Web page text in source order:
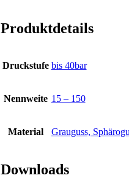
Produktdetails
Druckstufe bis 40bar
Nennweite 15 – 150
Material Grauguss,
Downloads